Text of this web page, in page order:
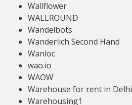
Wallflower
WALLROUND
Wandelbots
Wanderlich Second Hand
Wanloc
wao.io
WAOW
Warehouse for rent in Delhi
Warehousing1